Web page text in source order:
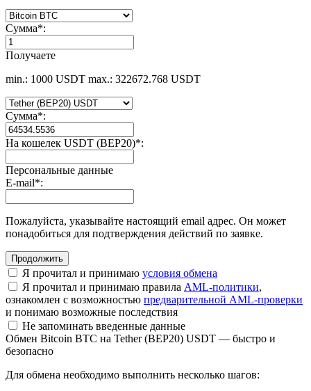
Сумма*:
Получаете
min.: 1000 USDT max.: 322672.768 USDT
Сумма*:
На кошелек USDT (BEP20)*:
Персональные данные
E-mail*:
Пожалуйста, указывайте настоящий email адрес. Он может
понадобиться для подтверждения действий по заявке.
Я прочитал и принимаю условия обмена
Я прочитал и принимаю правила AML-политики,
ознакомлен с возможностью предварительной AML-проверки
и понимаю возможные последствия
Не запоминать введенные данные
Обмен Bitcoin BTC на Tether (BEP20) USDT — быстро и
безопасно
Для обмена необходимо выполнить несколько шагов: